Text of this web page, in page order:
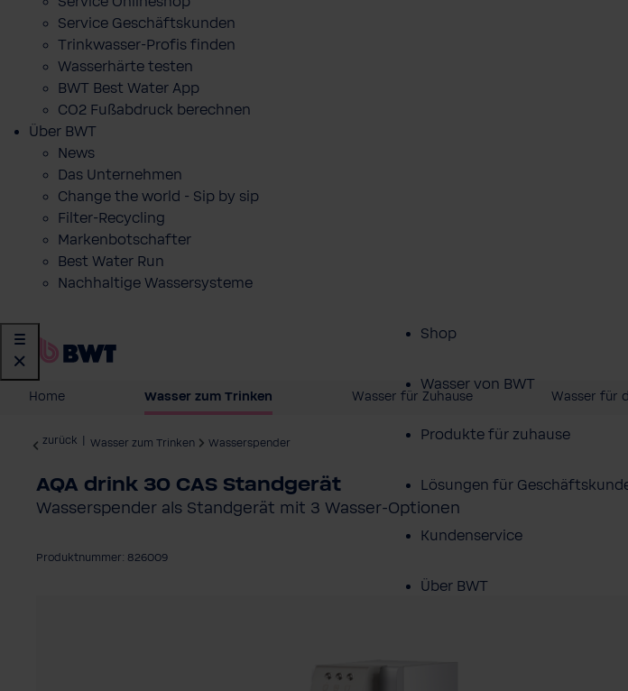
Service Geschäftskunden
Trinkwasser-Profis finden
Wasserhärte testen
BWT Best Water App
CO2 Fußabdruck berechnen
Über BWT
News
Das Unternehmen
Change the world - Sip by sip
Filter-Recycling
Markenbotschafter
Best Water Run
Nachhaltige Wassersysteme
Shop
Wasser von BWT
Produkte für zuhause
Lösungen für
Kundenservice
Über BWT
Home Wasser zum Trinken Wasser für Zuhause Wasser für
zurück Wasser zum Trinken Wasserspender
AQA drink 30 CAS Standgerät
Wasserspender als Standgerät mit 3 Wasser-Optionen
Produktnummer: 826009